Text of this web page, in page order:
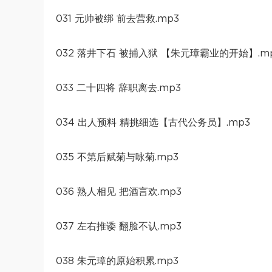
031 元帅被绑 前去营救.mp3
032 落井下石 被捕入狱 【朱元璋霸业的开始】
033 二十四将 辞职离去.mp3
034 出人预料 精挑细选【古代公务员】.mp3
035 不第后赋菊与咏菊.mp3
036 熟人相见 把酒言欢.mp3
037 左右推诿 翻脸不认.mp3
038 朱元璋的原始积累.mp3